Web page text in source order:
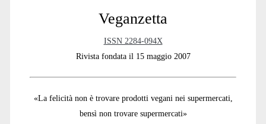
Veganzetta
ISSN 2284-094X
Rivista fondata il 15 maggio 2007
«La felicità non è trovare prodotti vegani nei supermercati,
bensì non trovare supermercati»